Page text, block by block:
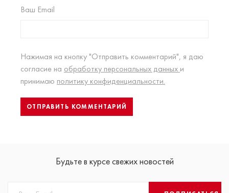
Ваш Email
Нажимая на кнопку "Отправить комментарий", я даю
согласие на обработку персональных данных и
принимаю политику конфиденциальности.
Будьте в курсе свежих новостей